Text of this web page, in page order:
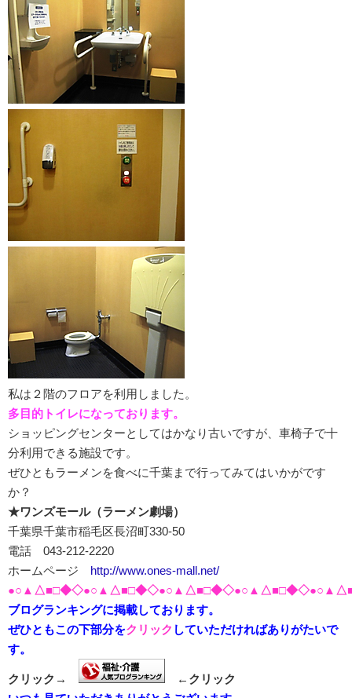
私は２階のフロアを利用しました。
多目的トイレになっております。
ショッピングセンターとしてはかなり古いですが、車椅子で十
分利用できる施設です。
ぜひともラーメンを食べに千葉まで行ってみてはいかがです
か？
★ワンズモール（ラーメン劇場）
千葉県千葉市稲毛区長沼町330-50
電話 043-212-2220
ホームページ http://www.ones-mall.net/
ブログランキングに掲載しております。
ぜひともこの下部分をクリック していただければありがたいで
す。
クリック→
←クリック